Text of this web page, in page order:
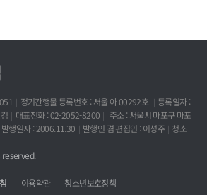
정기간행물 등록번호 : 서울 아 00292호
등록일자 :
대표전화 : 02-2052-8200
주소 : 서울시 마포구 마포
발행일자 : 2006.11.30 발행인 겸 편집인 : 이성주
청소
이용약관
청소년보호정책